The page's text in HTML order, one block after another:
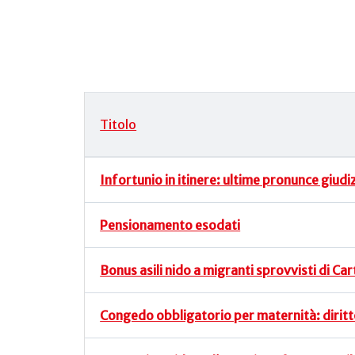
Titolo
Infortunio in itinere: ultime pronunce
Pensionamento esodati
Bonus asili nido a migranti sprovvisti di
Congedo obbligatorio per maternità: